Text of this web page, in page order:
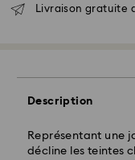
Livraison gratuite
Description
Représentant une
décline les teintes
10:00 HEC seront
ouvrable même
Frais de livraison